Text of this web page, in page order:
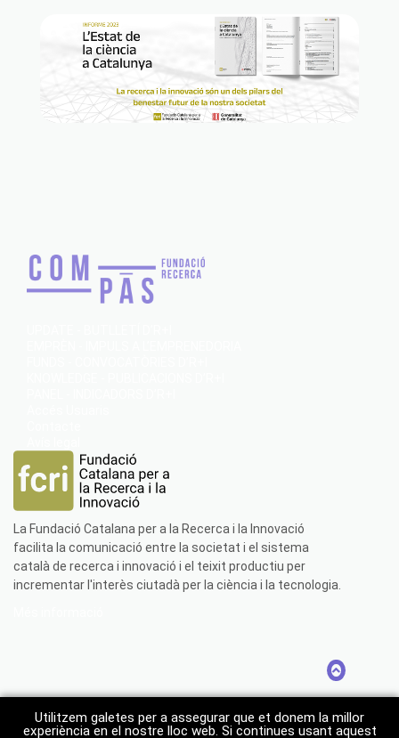
Utilitzem galetes per a assegurar que et donem la millor
experiència en el nostre lloc web. Si continues usant aquest
La Fundació Catalana per a la Recerca i la Innovació
facilita la comunicació entre la societat i el sistema
català de recerca i innovació i el teixit productiu per
incrementar l'interès ciutadà per la ciència i la tecnologia.